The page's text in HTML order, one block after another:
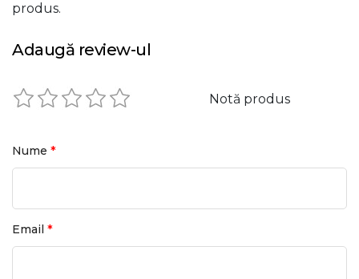
produs.
Adaugă review-ul
Notă produs
Nume *
Email *